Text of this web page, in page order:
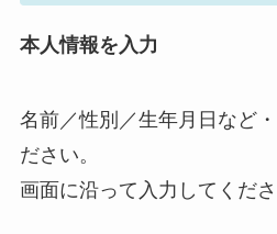
本人情報を入力
名前／性別／生年月日など
ださい。
画面に沿って入力してくださ